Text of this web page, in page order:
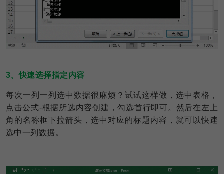
3、快速选择指定内容
每次一列一列选中数据很麻烦？试试这样做，选中表格，
点击公式-根据所选内容创建，勾选首行即可。然后在左上
角的名称框下拉箭头，选中对应的标题内容，就可以快速
选中一列数据。